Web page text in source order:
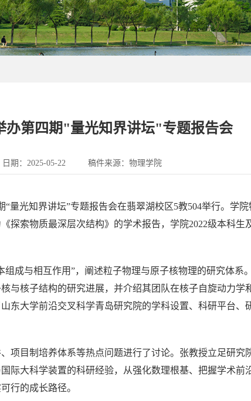
办第四期"量光知界讲坛"专题报告会
日期：2025-05-22 稿件来源：物理学院
“量光知界讲坛”专题报告会在翡翠湖校区5教504举行。学
探索物质最深层次结构》的学术报告，学院2022级本科生
组成与相互作用”，阐述粒子物理与原子核物理的研究体系
与核子结构的研究进展，并介绍其团队在核子自旋动力学
东大学前沿交叉科学青岛研究院的学科设置、科研平台、
项目制培养体系等热点问题进行了讨论。张教授立足研究
际大科学装置的科研经验，从强化数理根基、把握学术前
行的成长路径。